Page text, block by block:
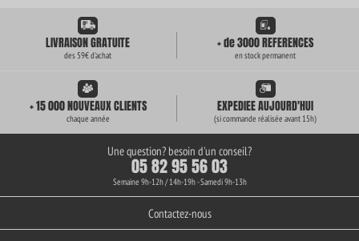
LIVRAISON GRATUITE
des 59€ d'achat
+ de 3000 REFERENCES
en stock permanent
+ 15 000 NOUVEAUX CLIENTS
chaque année
EXPEDIEE AUJOURD'HUI
(si commande réalisée avant 15h)
Une question? besoin d'un conseil?
05 82 95 56 03
Semaine 9h-12h / 14h-19h - Samedi 9h-13h
Contactez-nous